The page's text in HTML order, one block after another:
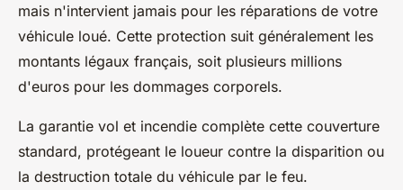
mais n'intervient jamais pour les réparations de votre
véhicule loué. Cette protection suit généralement les
montants légaux français, soit plusieurs millions
d'euros pour les dommages corporels.
La garantie vol et incendie complète cette couverture
standard, protégeant le loueur contre la disparition ou
la destruction totale du véhicule par le feu.